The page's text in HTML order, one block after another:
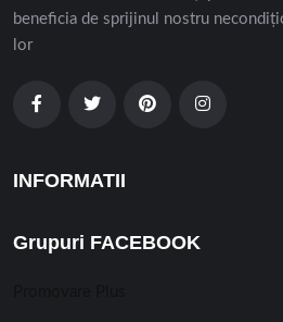
beneficia de sprijinul nostru
lor
INFORMATII
Grupuri FACEBOOK